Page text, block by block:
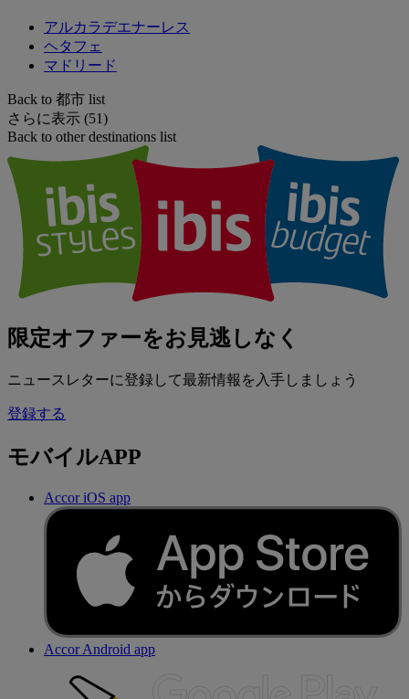
アルカラデエナーレス
ヘタフェ
マドリード
Back to 都市 list
さらに表示 (51)
Back to other destinations list
限定オファーをお見逃しなく
ニュースレターに登録して最新情報を入手しましょう
登録する
モバイルAPP
Accor iOS app
Accor Android app